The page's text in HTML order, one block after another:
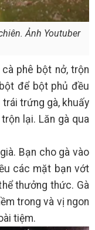
Ảnh Youtuber
phê bột nở, trộn
để bột phủ đều
trứng gà, khuấy
lại. Lăn gà qua
Bạn cho gà vào
các mặt bạn vớt
thưởng thức. Gà
trong và vị ngon
tiệm.